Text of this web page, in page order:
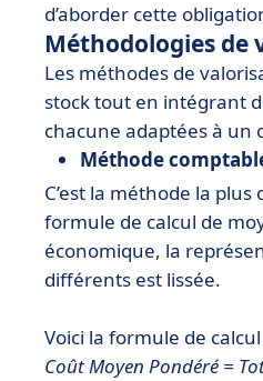
d’aborder cette
Méthodologies de
Les méthodes de
stock tout en intégrant
chacune adaptées à un
Méthode
C’est la méthode la
formule de calcul de
économique, la
différents est lissée.
Voici la formule de
Coût Moyen Pondéré =